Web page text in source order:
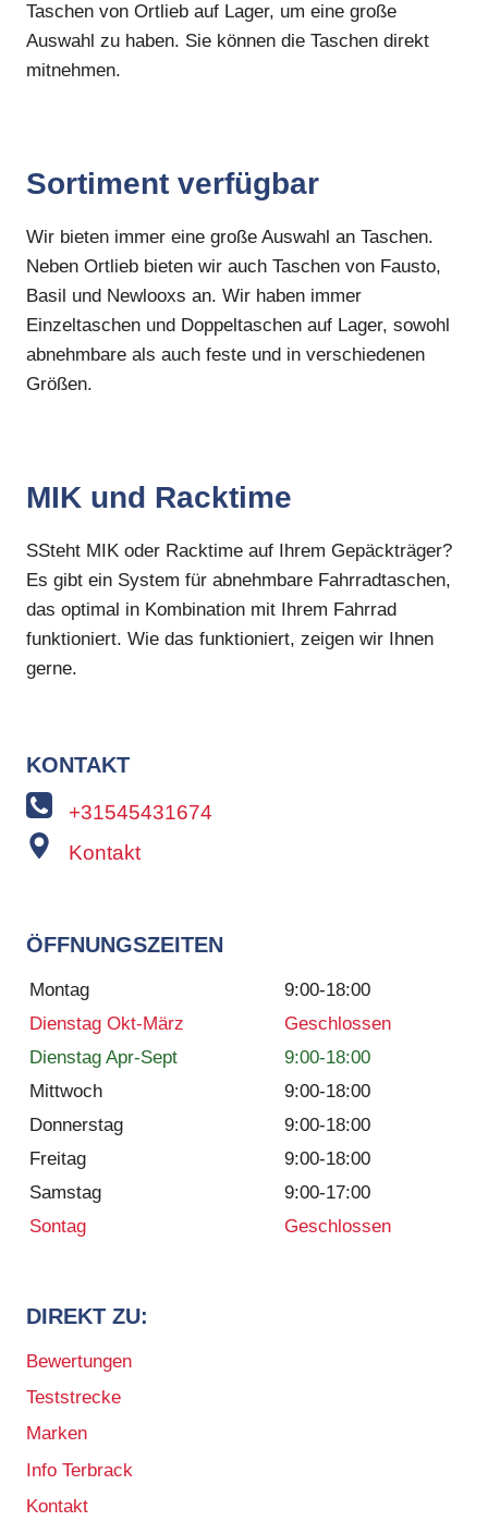
Taschen von Ortlieb auf Lager, um eine große
Auswahl zu haben. Sie können die Taschen direkt
mitnehmen.
Sortiment verfügbar
Wir bieten immer eine große Auswahl an Taschen.
Neben Ortlieb bieten wir auch Taschen von Fausto,
Basil und Newlooxs an. Wir haben immer
Einzeltaschen und Doppeltaschen auf Lager, sowohl
abnehmbare als auch feste und in verschiedenen
Größen.
MIK und Racktime
SSteht MIK oder Racktime auf Ihrem Gepäckträger?
Es gibt ein System für abnehmbare Fahrradtaschen,
das optimal in Kombination mit Ihrem Fahrrad
funktioniert. Wie das funktioniert, zeigen wir Ihnen
gerne.
KONTAKT
+31545431674
Kontakt
ÖFFNUNGSZEITEN
Montag
9:00-18:00
Dienstag Okt-März
Geschlossen
Dienstag Apr-Sept
9:00-18:00
Mittwoch
9:00-18:00
Donnerstag
9:00-18:00
Freitag
9:00-18:00
Samstag
9:00-17:00
Sontag
Geschlossen
DIREKT ZU:
Bewertungen
Teststrecke
Marken
Info Terbrack
Kontakt